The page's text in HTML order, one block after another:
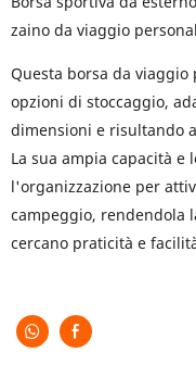
zaino da viaggio
Questa borsa da
opzioni di stoccaggio,
dimensioni e risultando
La sua ampia capacità
l'organizzazione per
campeggio, rendendola
cercano praticità e